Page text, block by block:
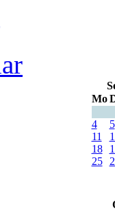
Mo
4
5
11
18
25